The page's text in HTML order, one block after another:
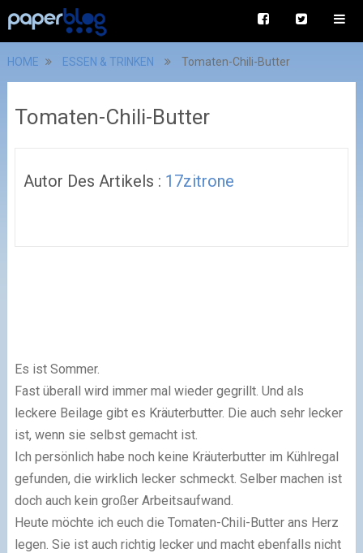
HOME ESSEN & TRINKEN Tomaten-Chili-Butter
Tomaten-Chili-Butter
Autor Des Artikels : 17zitrone
Es ist Sommer.
Fast überall wird immer mal wieder gegrillt. Und als
leckere Beilage gibt es Kräuterbutter. Die auch sehr lecker
ist, wenn sie selbst gemacht ist.
Ich persönlich habe noch keine Kräuterbutter im Kühlregal
gefunden, die wirklich lecker schmeckt. Selber machen ist
doch auch kein großer Arbeitsaufwand.
Heute möchte ich euch die Tomaten-Chili-Butter ans Herz
legen. Sie ist auch richtig lecker und macht ebenfalls nicht